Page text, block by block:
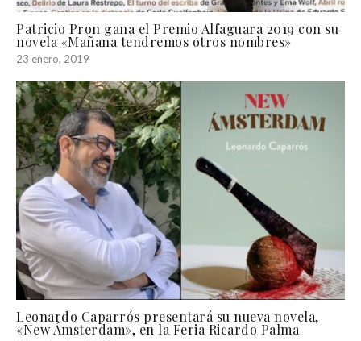
Patricio Pron gana el Premio Alfaguara 2019 con su
novela «Mañana tendremos otros nombres»
23 enero, 2019
Leonardo Caparrós presentará su nueva novela,
«New Ámsterdam», en la Feria Ricardo Palma